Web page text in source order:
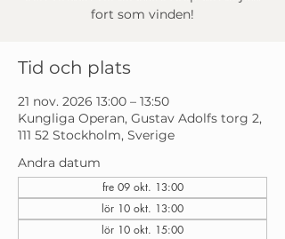
fort som vinden!
Tid och plats
21 nov. 2026 13:00 – 13:50
Kungliga Operan, Gustav Adolfs torg 2,
111 52 Stockholm, Sverige
Andra datum
fre 09 okt. 13:00
lör 10 okt. 13:00
lör 10 okt. 15:00